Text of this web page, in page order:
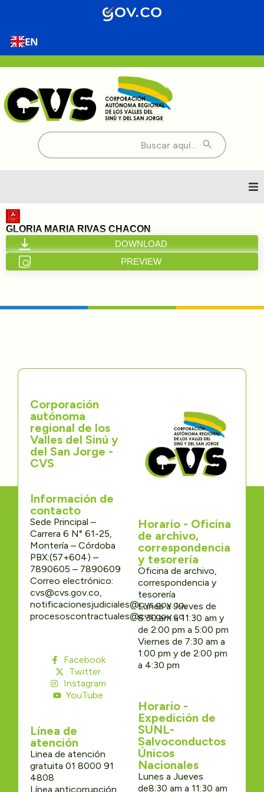
EN
Buscar:
Inicio
Nosotros
Transparencia
Participa
Trámites y Servicios
Contáctenos
GLORIA MARIA RIVAS CHACON
DOWNLOAD
PREVIEW
Corporación
autónoma
regional de los
Valles del Sinú y
del San Jorge -
CVS
Información de
contacto
Sede Principal –
Carrera 6 N° 61-25,
Montería – Córdoba
PBX:(57+604) –
7890605 – 7890609
Correo electrónico:
cvs@cvs.gov.co,
notificacionesjudiciales@cvs.gov.co,
procesoscontractuales@cvs.gov.co
Facebook
Twitter
Instagram
YouTube
Línea de
atención
Linea de atención
gratuita 01 8000 91
4808
Línea anticorrupción
Horario - Oficina
de archivo,
correspondencia
y tesorería
Oficina de archivo,
correspondencia y
tesorería
Lunes a Jueves de
8:30 am a 11:30 am y
de 2:00 pm a 5:00 pm
Viernes de 7:30 am a
1:00 pm y de 2:00 pm
a 4:30 pm
Horario -
Expedición de
SUNL-
Salvoconductos
Únicos
Nacionales
Lunes a Jueves
de8:30 am a 11:30 am